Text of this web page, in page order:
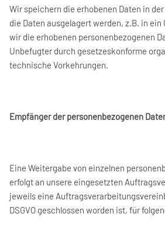
Wir speichern die erhobenen Daten in
die Daten ausgelagert werden, z.B. in ein
wir die erhobenen personenbezogenen
Unbefugter durch gesetzeskonforme
technische Vorkehrungen.
Empfänger der personenbezogenen
Eine Weitergabe von einzelnen
erfolgt an unsere eingesetzten
jeweils eine
DSGVO geschlossen worden ist, für